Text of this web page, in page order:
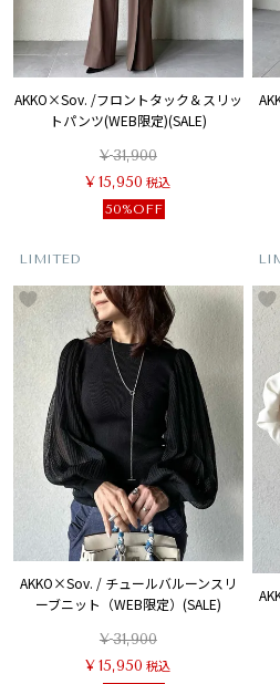
AKKO×Sov. /フロントタック＆スリッ
トパンツ(WEB限定)(SALE)
¥31,900
¥ 15,950 税込
50%OFF
LIMITED
AKKO×Sov. / チュールバルーンスリ
ーブニット（WEB限定）(SALE)
¥31,900
¥ 15,950 税込